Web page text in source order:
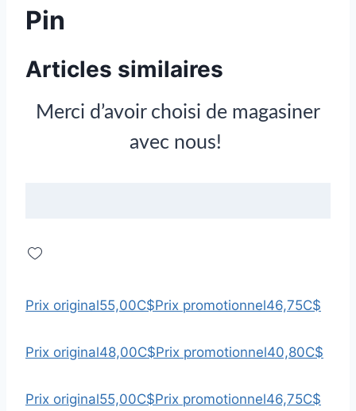
Pin
Articles similaires
Merci d’avoir choisi de magasiner
avec nous!
Prix original55,00C$Prix promotionnel46,75C$
Prix original48,00C$Prix promotionnel40,80C$
Prix original55,00C$Prix promotionnel46,75C$